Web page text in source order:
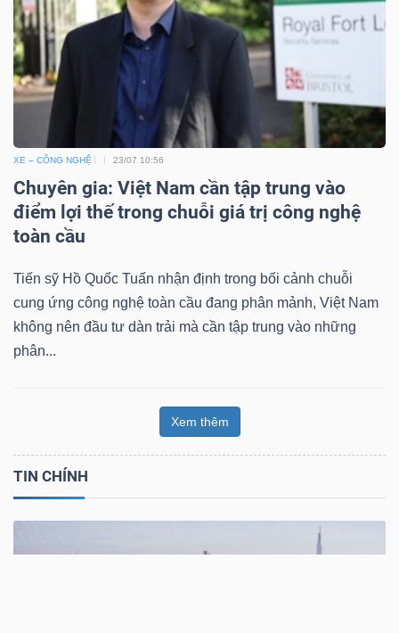
XE – CÔNG NGHỆ 23/07 10:56
Chuyên gia: Việt Nam cần tập trung vào
điểm lợi thế trong chuỗi giá trị công nghệ
toàn cầu
Tiến sỹ Hồ Quốc Tuấn nhận định trong bối cảnh chuỗi
cung ứng công nghệ toàn cầu đang phân mảnh, Việt Nam
không nên đầu tư dàn trải mà cần tập trung vào những
phân...
Xem thêm
TIN CHÍNH